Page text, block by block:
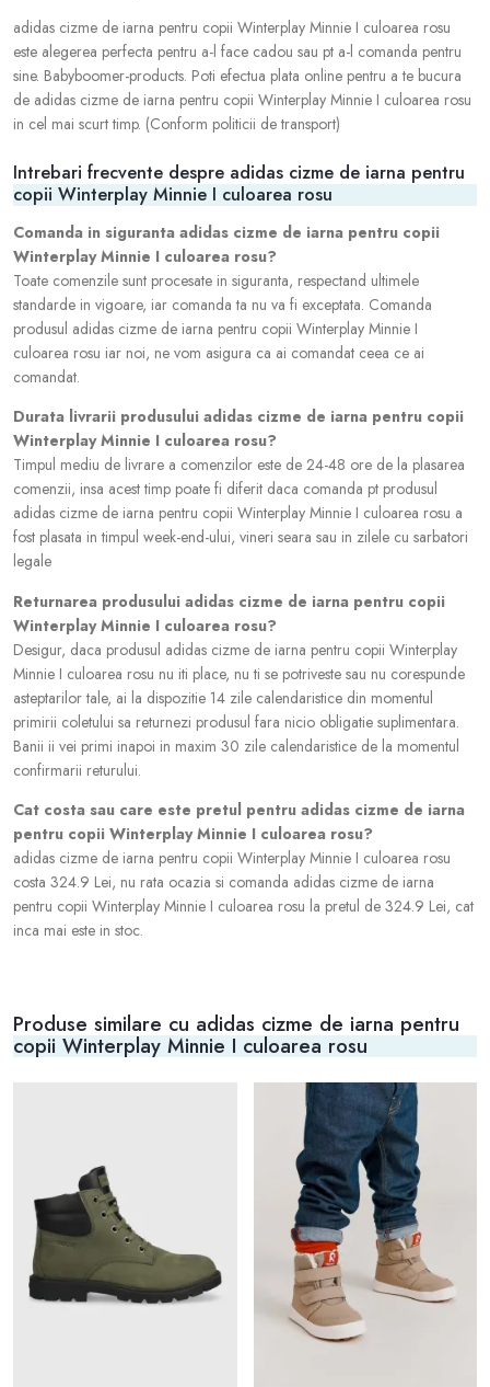
adidas cizme de iarna pentru copii Winterplay Minnie I culoarea rosu
este alegerea perfecta pentru a-l face cadou sau pt a-l comanda pentru
sine. Babyboomer-products. Poti efectua plata online pentru a te bucura
de adidas cizme de iarna pentru copii Winterplay Minnie I culoarea rosu
in cel mai scurt timp. (Conform politicii de transport)
Intrebari frecvente despre adidas cizme de iarna pentru
copii Winterplay Minnie I culoarea rosu
Comanda in siguranta adidas cizme de iarna pentru copii
Winterplay Minnie I culoarea rosu?
Toate comenzile sunt procesate in siguranta, respectand ultimele
standarde in vigoare, iar comanda ta nu va fi exceptata. Comanda
produsul adidas cizme de iarna pentru copii Winterplay Minnie I
culoarea rosu iar noi, ne vom asigura ca ai comandat ceea ce ai
comandat.
Durata livrarii produsului adidas cizme de iarna pentru copii
Winterplay Minnie I culoarea rosu?
Timpul mediu de livrare a comenzilor este de 24-48 ore de la plasarea
comenzii, insa acest timp poate fi diferit daca comanda pt produsul
adidas cizme de iarna pentru copii Winterplay Minnie I culoarea rosu a
fost plasata in timpul week-end-ului, vineri seara sau in zilele cu sarbatori
legale
Returnarea produsului adidas cizme de iarna pentru copii
Winterplay Minnie I culoarea rosu?
Desigur, daca produsul adidas cizme de iarna pentru copii Winterplay
Minnie I culoarea rosu nu iti place, nu ti se potriveste sau nu corespunde
asteptarilor tale, ai la dispozitie 14 zile calendaristice din momentul
primirii coletului sa returnezi produsul fara nicio obligatie suplimentara.
Banii ii vei primi inapoi in maxim 30 zile calendaristice de la momentul
confirmarii returului.
Cat costa sau care este pretul pentru adidas cizme de iarna
pentru copii Winterplay Minnie I culoarea rosu?
adidas cizme de iarna pentru copii Winterplay Minnie I culoarea rosu
costa 324.9 Lei, nu rata ocazia si comanda adidas cizme de iarna
pentru copii Winterplay Minnie I culoarea rosu la pretul de 324.9 Lei, cat
inca mai este in stoc.
Produse similare cu adidas cizme de iarna pentru
copii Winterplay Minnie I culoarea rosu